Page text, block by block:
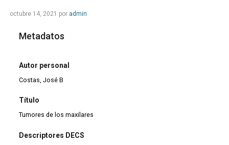
octubre 14, 2021 por admin
Metadatos
Autor personal
Costas, José B
Título
Tumores de los maxilares
Descriptores DECS